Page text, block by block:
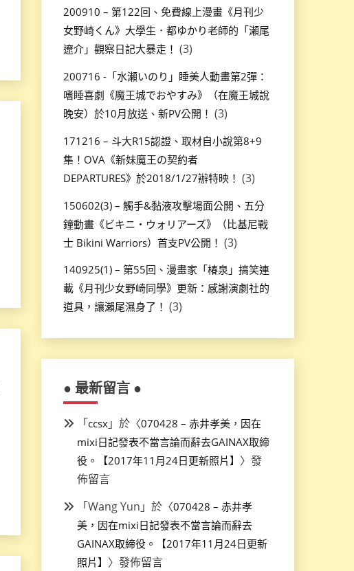
200910 – 第122回、免費線上漫畫《月刊少
女野崎くん》大學生．都ゆかり老師的「瀬尾
遼介」觀察日記大暴走！ (3)
200716 -「水瀬いのり」睡美人動畫第2彈：
嗜睡喜劇《魔王城でおやすみ》（在魔王城說
晚安）於10月放送、新PV公開！ (3)
171216 – 斗大R15認證、取材自小說第8+9
集！OVA《新妹魔王の契約者
DEPARTURES》於2018/1/27辦特映！ (3)
150602(3) – 觸手&黏液攻擊場面公開、五分
鐘動畫《ビキニ・ウォリアーズ》（比基尼戰
士 Bikini Warriors）首支PV公開！ (3)
140925(1) – 第55回、漫畫家「椿泉」搞笑連
載《月刊少女野崎同學》更新：感謝演劇社的
道具，讓瀨尾濕身了！ (3)
● 最新留言 ●
「ccsx」於〈070428 – 赤井孝美，因在
mixi日記發表不當言論而辭去GAINAX取締
役。【2017年11月24日更新照片】 〉發
佈留言
「Wang Yun 」於〈070428 – 赤井孝
美，因在mixi日記發表不當言論而辭去
GAINAX取締役。【2017年11月24日更新
照片】 〉發佈留言